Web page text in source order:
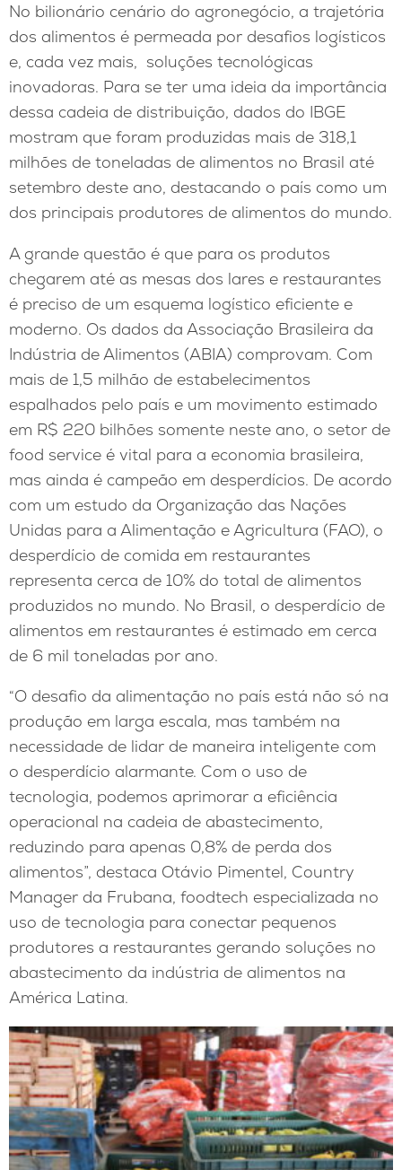
No bilionário cenário do agronegócio, a trajetória
dos alimentos é permeada por desafios logísticos
e, cada vez mais, soluções tecnológicas
inovadoras. Para se ter uma ideia da importância
dessa cadeia de distribuição, dados do IBGE
mostram que foram produzidas mais de 318,1
milhões de toneladas de alimentos no Brasil até
setembro deste ano, destacando o país como um
dos principais produtores de alimentos do mundo.
A grande questão é que para os produtos
chegarem até as mesas dos lares e restaurantes
é preciso de um esquema logístico eficiente e
moderno. Os dados da Associação Brasileira da
Indústria de Alimentos (ABIA) comprovam. Com
mais de 1,5 milhão de estabelecimentos
espalhados pelo país e um movimento estimado
em R$ 220 bilhões somente neste ano, o setor de
food service é vital para a economia brasileira,
mas ainda é campeão em desperdícios. De acordo
com um estudo da Organização das Nações
Unidas para a Alimentação e Agricultura (FAO), o
desperdício de comida em restaurantes
representa cerca de 10% do total de alimentos
produzidos no mundo. No Brasil, o desperdício de
alimentos em restaurantes é estimado em cerca
de 6 mil toneladas por ano.
“O desafio da alimentação no país está não só na
produção em larga escala, mas também na
necessidade de lidar de maneira inteligente com
o desperdício alarmante. Com o uso de
tecnologia, podemos aprimorar a eficiência
operacional na cadeia de abastecimento,
reduzindo para apenas 0,8% de perda dos
alimentos”, destaca Otávio Pimentel, Country
Manager da Frubana, foodtech especializada no
uso de tecnologia para conectar pequenos
produtores a restaurantes gerando soluções no
abastecimento da indústria de alimentos na
América Latina.